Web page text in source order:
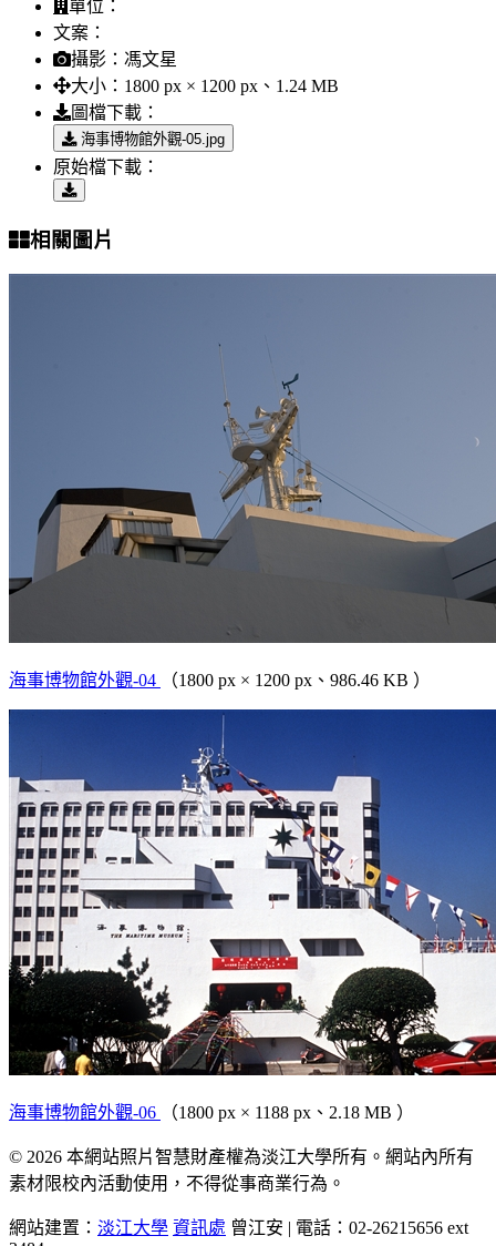
單位：
文案：
攝影： 馮文星
大小： 1800 px × 1200 px、1.24 MB
圖檔下載：
海事博物館外觀-05.jpg
原始檔下載：
相關圖片
海事博物館外觀-04 （1800 px × 1200 px、986.46 KB ）
海事博物館外觀-06 （1800 px × 1188 px、2.18 MB ）
© 2026 本網站照片智慧財產權為淡江大學所有。網站內所有
素材限校內活動使用，不得從事商業行為。
網站建置： 淡江大學 資訊處 曾江安 | 電話：02-26215656 ext